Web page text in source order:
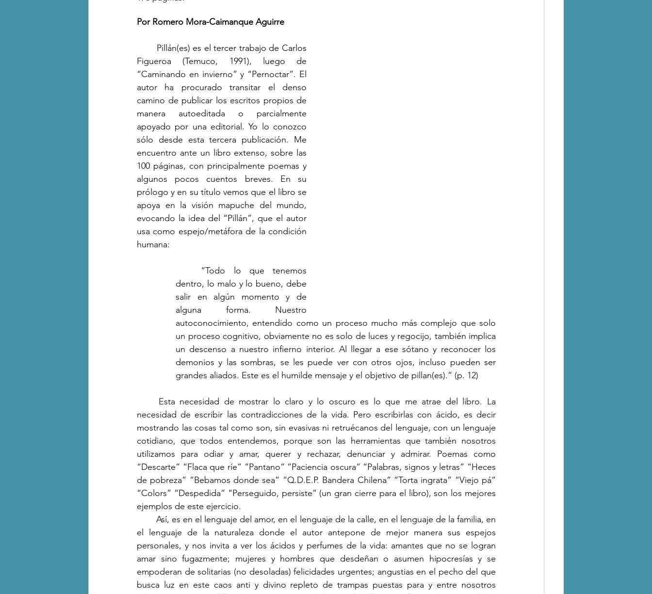
Por Romero Mora-Caimanque Aguirre
Figueroa (Temuco, 1991), luego de
“Caminando en invierno” y “Pernoctar”. El
autor ha procurado transitar el denso
camino de publicar los escritos propios de
manera autoeditada o parcialmente
apoyado por una editorial. Yo lo conozco
sólo desde esta tercera publicación. Me
encuentro ante un libro extenso, sobre las
100 páginas, con principalmente poemas y
algunos pocos cuentos breves. En su
prólogo y en su título vemos que el libro se
apoya en la visión mapuche del mundo,
evocando la idea del “Pillán”, que el autor
usa como espejo/metáfora de la condición
humana:
dentro, lo malo y lo bueno, debe
salir en algún momento y de
alguna forma. Nuestro
autoconocimiento, entendido como un proceso mucho más complejo que solo
un proceso cognitivo, obviamente no es solo de luces y regocijo, también implica
un descenso a nuestro infierno interior. Al llegar a ese sótano y reconocer los
demonios y las sombras, se les puede ver con otros ojos, incluso pueden ser
grandes aliados. Este es el humilde mensaje y el objetivo de pillan(es).” (p. 12)
necesidad de escribir las contradicciones de la vida. Pero escribirlas con ácido, es decir
mostrando las cosas tal como son, sin evasivas ni retruécanos del lenguaje, con un lenguaje
cotidiano, que todos entendemos, porque son las herramientas que también nosotros
utilizamos para odiar y amar, querer y rechazar, denunciar y admirar. Poemas como
“Descarte” “Flaca que ríe” “Pantano” “Paciencia oscura” “Palabras, signos y letras” “Heces
de pobreza” “Bebamos donde sea” “Q.D.E.P. Bandera Chilena” “Torta ingrata” “Viejo pá”
“Colors” “Despedida” “Perseguido, persiste” (un gran cierre para el libro), son los mejores
ejemplos de este ejercicio.
	Así, es en el lenguaje del amor, en el lenguaje de la calle, en el lenguaje de la familia, en
el lenguaje de la naturaleza donde el autor antepone de mejor manera sus espejos
personales, y nos invita a ver los ácidos y perfumes de la vida: amantes que no se logran
amar sino fugazmente; mujeres y hombres que desdeñan o asumen hipocresías y se
empoderan de solitarias (no desoladas) felicidades urgentes; angustias en el pecho del que
busca luz en este caos anti y divino repleto de trampas puestas para y entre nosotros